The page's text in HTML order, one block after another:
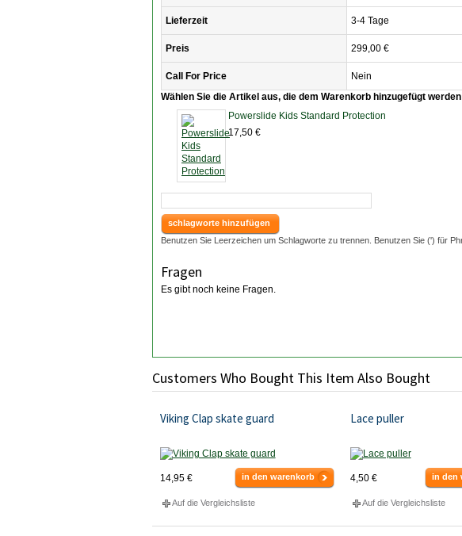
Lieferzeit 3-4 Tage
Preis 299,00 €
Call For Price
Nein
Wählen Sie die Artikel aus, die dem Warenkorb hinzugefügt
Powerslide Kids Standard Protection
17,50 €
schlagworte hinzufügen
Benutzen Sie Leerzeichen um Schlagworte zu trennen. Benutzen Sie (') für
Fragen
Es gibt noch keine Fragen.
Customers Who Bought This Item Also Bought
Viking Clap skate guard
14,95 € in den warenkorb
Auf die Vergleichsliste
Lace puller
4,50 € in den
Auf die Vergleichsliste